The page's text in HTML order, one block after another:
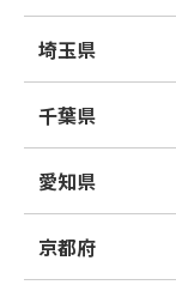
埼玉県
千葉県
愛知県
京都府